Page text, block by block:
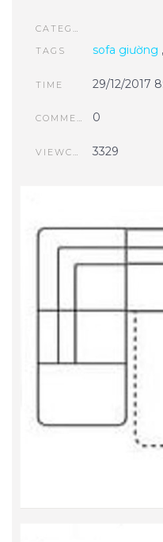
CATEGORIES
TAGS
sofa giường ,
TIME 29/12/2017
COMMENTS 0
VIEWCOUNT 3329